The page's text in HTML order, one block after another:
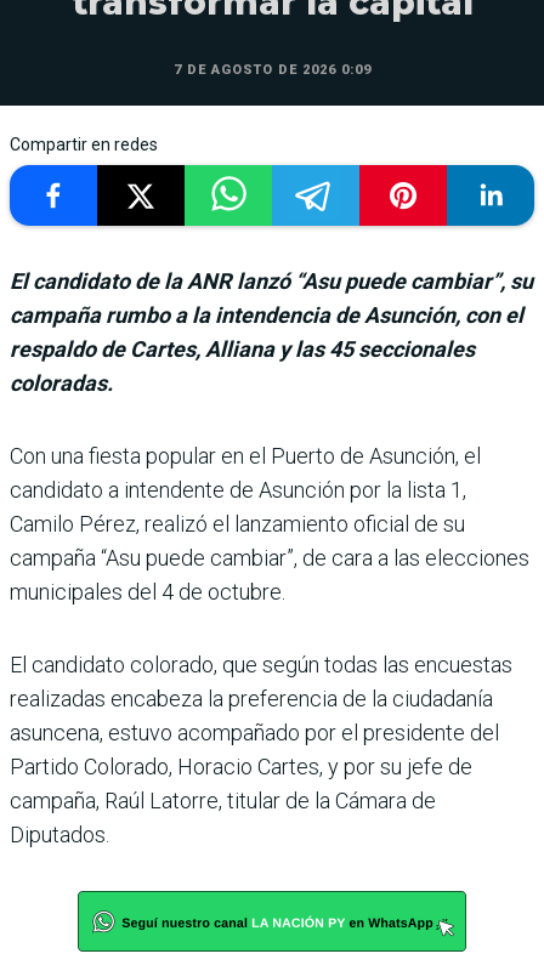
7 DE AGOSTO DE 2026 0:09
Compartir en redes
El candidato de la ANR lanzó “Asu puede cambiar”, su
campaña rumbo a la intendencia de Asunción, con el
respaldo de Cartes, Alliana y las 45 seccionales
coloradas.
Con una fiesta popular en el Puerto de Asun­ción, el
candidato a intendente de Asunción por la lista 1,
Camilo Pérez, rea­lizó el lanzamiento oficial de su
campaña “Asu puede cam­biar”, de cara a las elecciones
municipales del 4 de octubre.
El candidato colorado, que según todas las encuestas
realizadas encabeza la prefe­rencia de la ciudadanía
asun­cena, estuvo acompañado por el presidente del
Partido Colorado, Horacio Cartes, y por su jefe de
campaña, Raúl Latorre, titular de la Cámara de
Diputados.